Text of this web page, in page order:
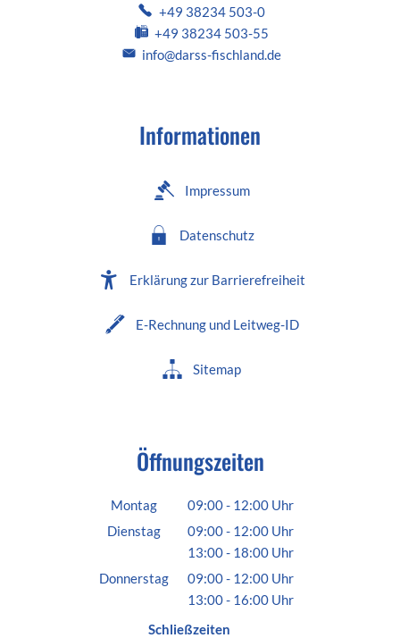
+49 38234 503-0
+49 38234 503-55
info@darss-fischland.de
Informationen
Impressum
Datenschutz
Erklärung zur Barrierefreiheit
E-Rechnung und Leitweg-ID
Sitemap
Öffnungszeiten
Montag 09:00- 12:00Uhr
Von 09:00 bis 12:00 Uhr
Dienstag 09:00- 12:00Uhr
Von 09:00 bis 12:00 Uhr
13:00- 18:00Uhr
Von 13:00 bis 18:00 Uhr
Donnerstag 09:00- 12:00Uhr
Von 09:00 bis 12:00 Uhr
13:00- 16:00Uhr
Schließzeiten